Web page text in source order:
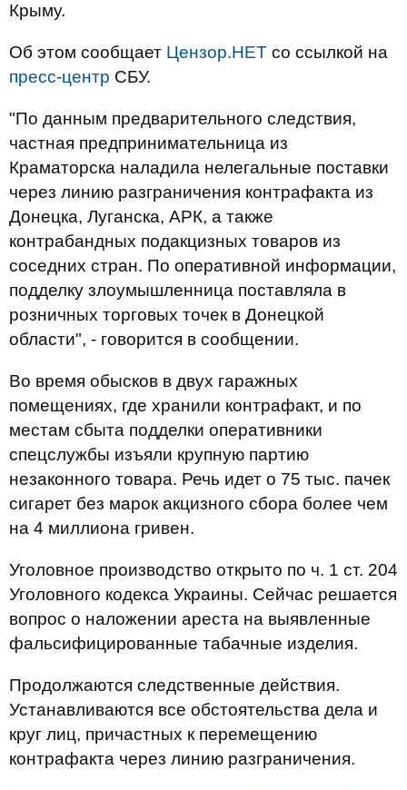
Крыму.
Об этом сообщает Цензор.НЕТ со ссылкой на
пресс-центр СБУ.
"По данным предварительного следствия,
частная предпринимательница из
Краматорска наладила нелегальные поставки
через линию разграничения контрафакта из
Донецка, Луганска, АРК, а также
контрабандных подакцизных товаров из
соседних стран. По оперативной информации,
подделку злоумышленница поставляла в
розничных торговых точек в Донецкой
области", - говорится в сообщении.
Во время обысков в двух гаражных
помещениях, где хранили контрафакт, и по
местам сбыта подделки оперативники
спецслужбы изъяли крупную партию
незаконного товара. Речь идет о 75 тыс. пачек
сигарет без марок акцизного сбора более чем
на 4 миллиона гривен.
Уголовное производство открыто по ч. 1 ст. 204
Уголовного кодекса Украины. Сейчас решается
вопрос о наложении ареста на выявленные
фальсифицированные табачные изделия.
Продолжаются следственные действия.
Устанавливаются все обстоятельства дела и
круг лиц, причастных к перемещению
контрафакта через линию разграничения.